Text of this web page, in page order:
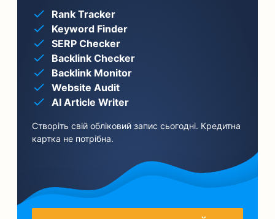
Rank Tracker
Keyword Finder
SERP Checker
Backlink Checker
Backlink Monitor
Website Audit
AI Article Writer
Створіть свій обліковий запис сьогодні. Кредитна
картка не потрібна.